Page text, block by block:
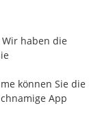
haben die
können Sie die
App